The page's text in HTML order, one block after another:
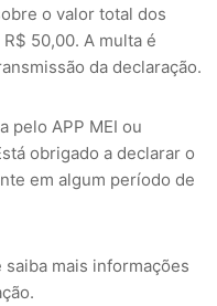
o valor total dos
50,00. A multa é
da declaração.
pelo APP MEI ou
obrigado a declarar o
em algum período de
saiba mais informações